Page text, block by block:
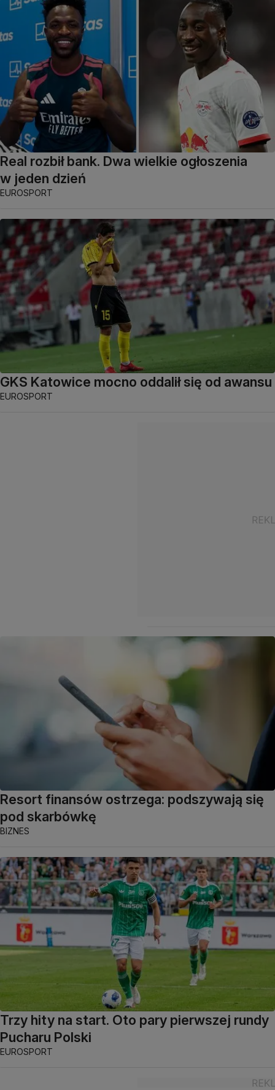
Real rozbił bank. Dwa wielkie ogłoszenia
w jeden dzień
EUROSPORT
GKS Katowice mocno oddalił się od awansu
EUROSPORT
Resort finansów ostrzega: podszywają się
pod skarbówkę
BIZNES
Trzy hity na start. Oto pary pierwszej rundy
Pucharu Polski
EUROSPORT